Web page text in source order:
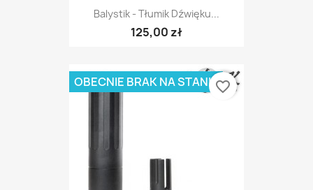
Balystik - Tłumik Dźwięku...
125,00 zł
OBECNIE BRAK NA STANIEfavorite_border